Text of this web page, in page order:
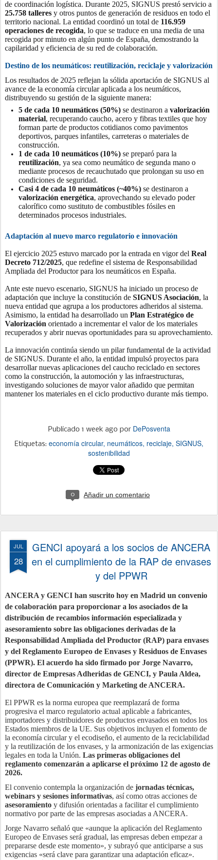
de coordinación logística. Durante 2025, SIGNUS prestó servicio a
25.758 talleres y otros puntos de generación de residuos en todo el
territorio nacional. La entidad coordinó un total de 116.959
operaciones de recogida, lo que se traduce en una media de una
recogida por minuto en algún punto de España, demostrando la
capilaridad y eficiencia de su red de colaboración.
Destino de los neumáticos: reutilización, reciclaje y valorización
Los resultados de 2025 reflejan la sólida aportación de SIGNUS al
avance de la economía circular aplicada a los neumáticos,
distribuyendo su gestión de la siguiente manera:
5 de cada 10 neumáticos (50%) se destinaron a valorización
material, recuperando caucho, acero y fibras textiles que hoy
forman parte de productos cotidianos como pavimentos
deportivos, parques infantiles, carreteras o materiales de
construcción.
1 de cada 10 neumáticos (10%) se preparó para la
reutilización, ya sea como neumático de segunda mano o
mediante procesos de recauchutado que prolongan su uso en
condiciones de seguridad.
Casi 4 de cada 10 neumáticos (~40%) se destinaron a
valorización energética, aprovechando su elevado poder
calorífico como sustituto de combustibles fósiles en
determinados procesos industriales.
Adaptación al nuevo marco regulatorio e innovación
El ejercicio 2025 estuvo marcado por la entrada en vigor del Real
Decreto 712/2025, que redefine el sistema de Responsabilidad
Ampliada del Productor para los neumáticos en España.
Ante este nuevo escenario, SIGNUS ha iniciado un proceso de
adaptación que incluye la constitución de SIGNUS Asociación, la
nueva entidad que agrupa a los productores adheridos al sistema.
Asimismo, la entidad ha desarrollado un Plan Estratégico de
Valorización orientado a incrementar el valor de los materiales
recuperados y abrir nuevas oportunidades para su aprovechamiento.
La innovación continúa siendo un pilar fundamental de la actividad
de SIGNUS. Durante el año, la entidad impulsó proyectos para
desarrollar nuevas aplicaciones del caucho reciclado en sectores
como la construcción, la automoción y las infraestructuras,
investigando soluciones de mayor valor añadido que permitan
mantener los materiales en el ciclo productivo durante más tiempo.
Publicado 1 week ago por DePosventa
Etiquetas: economía circular neumáticos reciclaje SIGNUS
sostenibilidad
0 Añadir un comentario
JUL
28
GENCI apoyará a los socios de ANCERA
en el cumplimiento de la RAP de envases
y del PPWR
ANCERA y GENCI han suscrito hoy en Madrid un convenio
de colaboración para proporcionar a los asociados de la
distribución de recambios información especializada y
asesoramiento sobre las obligaciones derivadas de la
Responsabilidad Ampliada del Productor (RAP) para envases
y del Reglamento Europeo de Envases y Residuos de Envases
(PPWR). El acuerdo ha sido firmado por Jorge Navarro,
director de Empresas Adheridas de GENCI, y Paula Aldea,
directora de Comunicación y Marketing de ANCERA.
El PPWR es la norma europea que reemplazará de forma
progresiva el marco regulatorio actual aplicable a fabricantes,
importadores y distribuidores de productos envasados en todos los
Estados miembros de la UE. Sus objetivos incluyen el fomento de
la economía circular y el ecodiseño, el aumento de la reciclabilidad
y la reutilización de los envases, y la armonización de las exigencias
legales en toda la Unión. Las primeras obligaciones del
reglamento comenzarán a aplicarse el próximo 12 de agosto de
2026.
El convenio contempla la organización de jornadas técnicas,
webinars y sesiones informativas, así como otras acciones de
asesoramiento y difusión orientadas a facilitar el cumplimiento
normativo por parte de las empresas asociadas a ANCERA.
Jorge Navarro señaló que «aunque la aplicación del Reglamento
Europeo de Envases será gradual, las empresas deben empezar a
prepararse desde este momento», y subrayó que anticiparse a sus
exigencias «será clave para garantizar una adaptación eficaz».